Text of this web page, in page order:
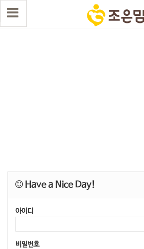
Have a Nice Day!
아이디
비밀번호